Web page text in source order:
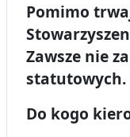
Pomimo
Zawsze nie
statutowych.
Do kogo